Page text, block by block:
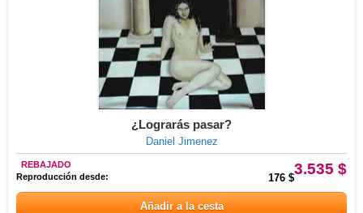
¿Lograrás pasar?
Daniel Jimenez
3.535 $
REBAJADO
Reproducción desde:
176 $
Añadir a la cesta